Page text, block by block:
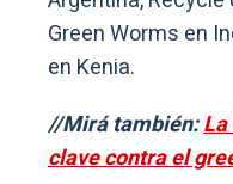
Green Worms en
en Kenia.
//Mirá también:La
clave contra el